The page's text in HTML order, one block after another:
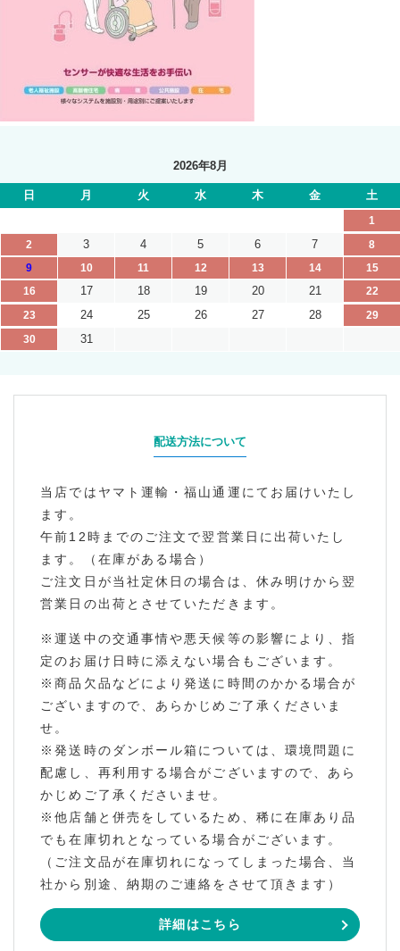
2026年8月
日 月 火 水 木 金 土
1
2
3 4 5 6 7
8
9
10 11 12 13 14
15
16
17 18 19 20 21
22
23
24 25 26 27 28
29
30
31
配送方法について
当店ではヤマト運輸・福山通運にてお届けいたし
ます。
午前12時までのご注文で翌営業日に出荷いたし
ます。（在庫がある場合）
ご注文日が当社定休日の場合は、休み明けから翌
営業日の出荷とさせていただきます。
※運送中の交通事情や悪天候等の影響により、指
定のお届け日時に添えない場合もございます。
※商品欠品などにより発送に時間のかかる場合が
ございますので、あらかじめご了承くださいま
せ。
※発送時のダンボール箱については、環境問題に
配慮し、再利用する場合がございますので、あら
かじめご了承くださいませ。
※他店舗と併売をしているため、稀に在庫あり品
でも在庫切れとなっている場合がございます。
（ご注文品が在庫切れになってしまった場合、当
社から別途、納期のご連絡をさせて頂きます）
詳細はこちら